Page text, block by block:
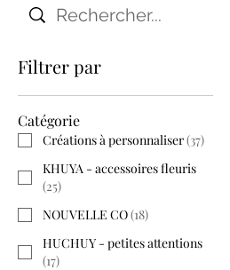
Filtrer par
Catégorie
Créations à personnaliser(37)
KHUYA - accessoires fleuris
(25)
NOUVELLE CO(18)
HUCHUY - petites attentions
(17)